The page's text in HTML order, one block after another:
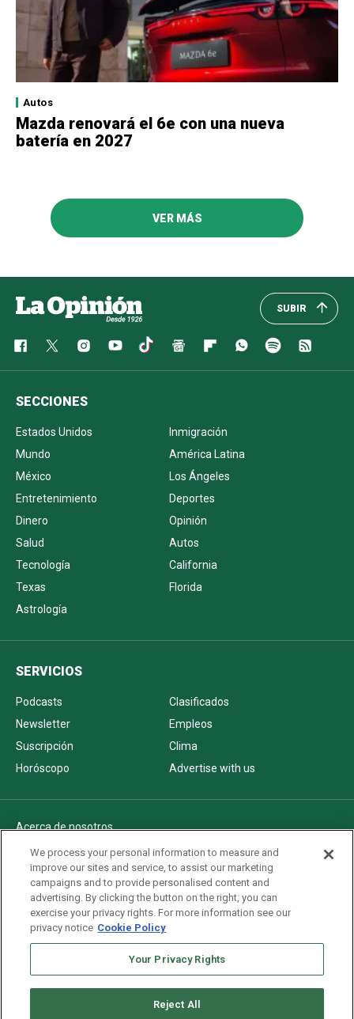
Autos
Mazda renovará el 6e con una nueva
batería en 2027
VER MÁS
SUBIR
SECCIONES
Estados Unidos
Inmigración
Mundo
América Latina
México
Los Ángeles
Entretenimiento
Deportes
Dinero
Opinión
Salud
Autos
Tecnología
California
Texas
Florida
Astrología
SERVICIOS
Podcasts
Clasificados
Newsletter
Empleos
Suscripción
Clima
Horóscopo
Advertise with us
Acerca de nosotros
Politica de privacidad
Pautas Editoriales
AdChoices
Advertise with us
Newsletters
We process your personal information to measure and
improve our sites and service, to assist our marketing
campaigns and to provide personalised content and
advertising. By clicking the button on the right, you can
exercise your privacy rights. For more information see our
privacy notice Cookie Policy
Your Privacy Rights
Reject All